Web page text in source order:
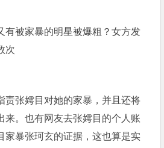
责张嫮目对她的家暴，并且还将
来。也有网友去张嫮目的个人账
家暴张珂玄的证据，这也算是实